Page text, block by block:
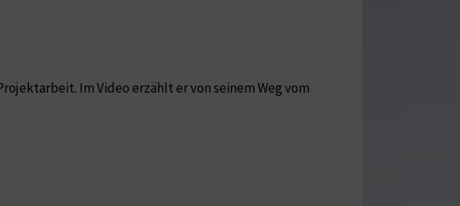
Im Video erzählt er von seinem Weg vom